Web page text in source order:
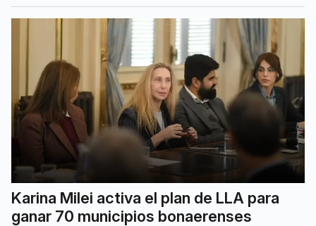
Karina Milei activa el plan de LLA para
ganar 70 municipios bonaerenses